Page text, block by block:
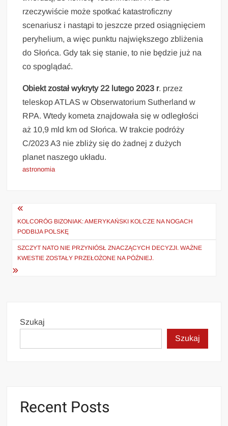
rzeczywiście może spotkać katastroficzny
scenariusz i nastąpi to jeszcze przed osiągnięciem
peryhelium, a więc punktu największego zbliżenia
do Słońca. Gdy tak się stanie, to nie będzie już na
co spoglądać.
Obiekt został wykryty 22 lutego 2023 r. przez
teleskop ATLAS w Obserwatorium Sutherland w
RPA. Wtedy kometa znajdowała się w odległości
aż 10,9 mld km od Słońca. W trakcie podróży
C/2023 A3 nie zbliży się do żadnej z dużych
planet naszego układu.
astronomia
Nawigacja
wpisu
KOLCORÓG BIZONIAK: AMERYKAŃSKI KOLCZE NA NOGACH
PODBIJA POLSKĘ
SZCZYT NATO NIE PRZYNIÓSŁ ZNACZĄCYCH DECYZJI. WAŻNE
KWESTIE ZOSTAŁY PRZEŁOŻONE NA PÓŹNIEJ.
Szukaj
Szukaj
Recent Posts